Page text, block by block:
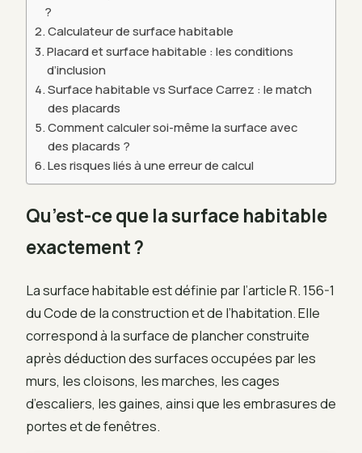
?
Calculateur de surface habitable
Placard et surface habitable : les conditions
d’inclusion
Surface habitable vs Surface Carrez : le match
des placards
Comment calculer soi-même la surface avec
des placards ?
Les risques liés à une erreur de calcul
Qu’est-ce que la surface habitable
exactement ?
La surface habitable est définie par l’article R. 156-1
du Code de la construction et de l’habitation. Elle
correspond à la surface de plancher construite
après déduction des surfaces occupées par les
murs, les cloisons, les marches, les cages
d’escaliers, les gaines, ainsi que les embrasures de
portes et de fenêtres.